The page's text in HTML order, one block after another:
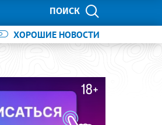
ПОИСК
ХОРОШИЕ НОВОСТИ